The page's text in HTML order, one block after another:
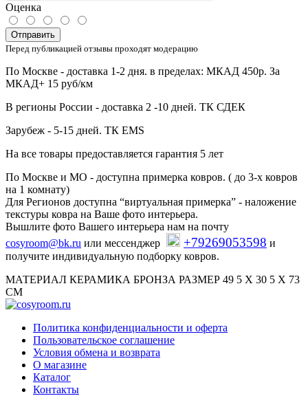
Оценка
Отправить
Перед публикацией отзывы проходят модерацию
По Москве - доставка 1-2 дня. в пределах: МКАД 450р. За
МКАД+ 15 руб/км
В регионы России - доставка 2 -10 дней. ТК СДЕК
Зарубеж - 5-15 дней. ТК EMS
На все товары предоставляется гарантия 5 лет
По Москве и МО - доступна примерка ковров. ( до 3-х ковров
на 1 комнату)
Для Регионов доступна “виртуальная примерка” - наложение
текстуры ковра на Ваше фото интерьера.
Вышлите фото Вашего интерьера нам на почту
cosyroom@bk.ru или мессенджер +79269053598 и
получите индивидуальную подборку ковров.
МАТЕРИАЛ КЕРАМИКА БРОНЗА РАЗМЕР 49 5 Х 30 5 Х 73
СМ
Политика конфиденциальности и оферта
Пользовательское соглашение
Условия обмена и возврата
О магазине
Каталог
Контакты